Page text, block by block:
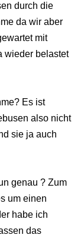
durch die
da wir aber
mit
wieder belastet
Es ist
also nicht
sie ja auch
genau ? Zum
um einen
habe ich
das